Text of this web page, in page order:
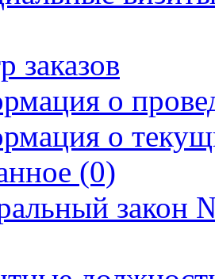
заказов
о
о
(0)
закон